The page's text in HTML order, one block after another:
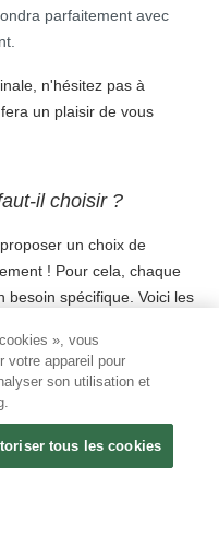
parfaitement avec
n'hésitez pas à
un plaisir de vous
il choisir ?
un choix de
! Pour cela, chaque
besoin spécifique. Voici les
adaptée en
Petite et pratique, cette
clientèle dans les
exemple. Ils pourront
circulant afin de se servir
», vous
votre appareil pour
son utilisation et
tous les cookies